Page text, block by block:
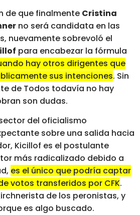
de que finalmente Cristina
no será candidata en las
nuevamente sobrevoló el
para encabezar la fórmula
hay otros dirigentes que
sus intenciones. Sin
de Todos todavía no hay
son dudas.
del oficialismo
sobre una salida hacia
Kicillof es el postulante
más radicalizado debido a
es el único que podría captar
votos transferidos por CFK.
de los peronistas, y
es algo buscado.